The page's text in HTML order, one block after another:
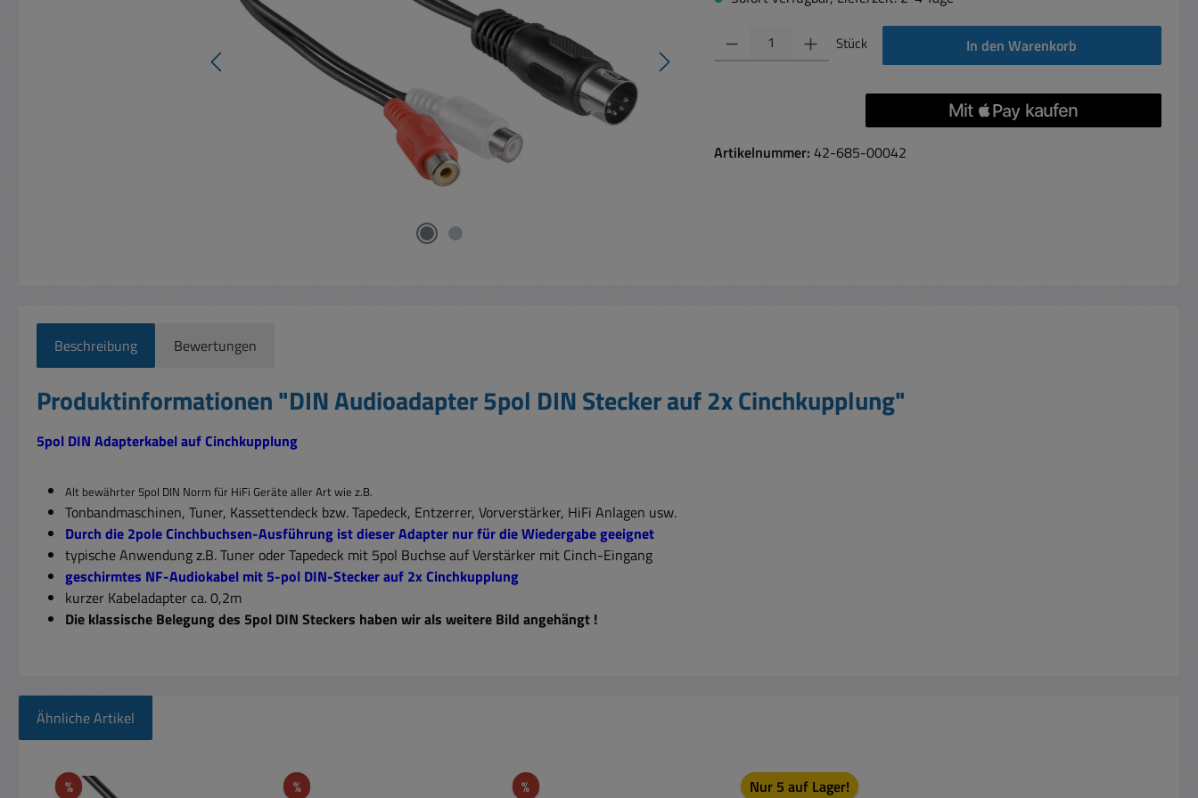
Produkt Anzahl: Gib den gewünschten Wert ein oder benutze die Schaltflächen um die
Stück In den Warenkorb
Artikelnummer: 42-685-00042
Beschreibung Bewertungen
Produktinformationen "DIN Audioadapter 5pol DIN Stecker auf 2x Cinchkupplung"
5pol DIN Adapterkabel auf Cinchkupplung
Alt bewährter 5pol DIN Norm für HiFi Geräte aller Art wie z.B.
Tonbandmaschinen, Tuner, Kassettendeck bzw. Tapedeck, Entzerrer, Vorverstärker, HiFi Anlagen usw.
Durch die 2pole Cinchbuchsen-Ausführung ist dieser Adapter nur für die Wiedergabe geeignet
typische Anwendung z.B. Tuner oder Tapedeck mit 5pol Buchse auf Verstärker mit Cinch-Eingang
geschirmtes NF-Audiokabel mit 5-pol DIN-Stecker auf 2x Cinchkupplung
kurzer Kabeladapter ca. 0,2m
Die klassische Belegung des 5pol DIN Steckers haben wir als weitere Bild angehängt !
Ähnliche Artikel
Produktgalerie überspringen
%Rabatt %Rabatt %Rabatt
Nur 5 auf Lager!